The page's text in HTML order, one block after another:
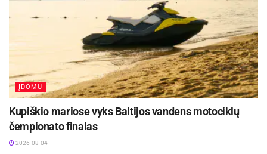
ĮDOMU
Kupiškio mariose vyks Baltijos vandens motociklų
čempionato finalas
2026-08-04